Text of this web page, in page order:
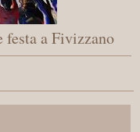
a Fivizzano